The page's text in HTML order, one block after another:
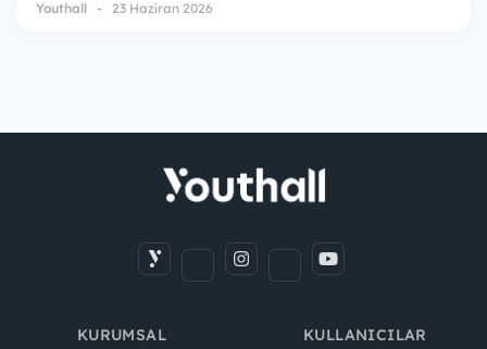
Youthall 23 Haziran 2026
KURUMSAL KULLANICILAR